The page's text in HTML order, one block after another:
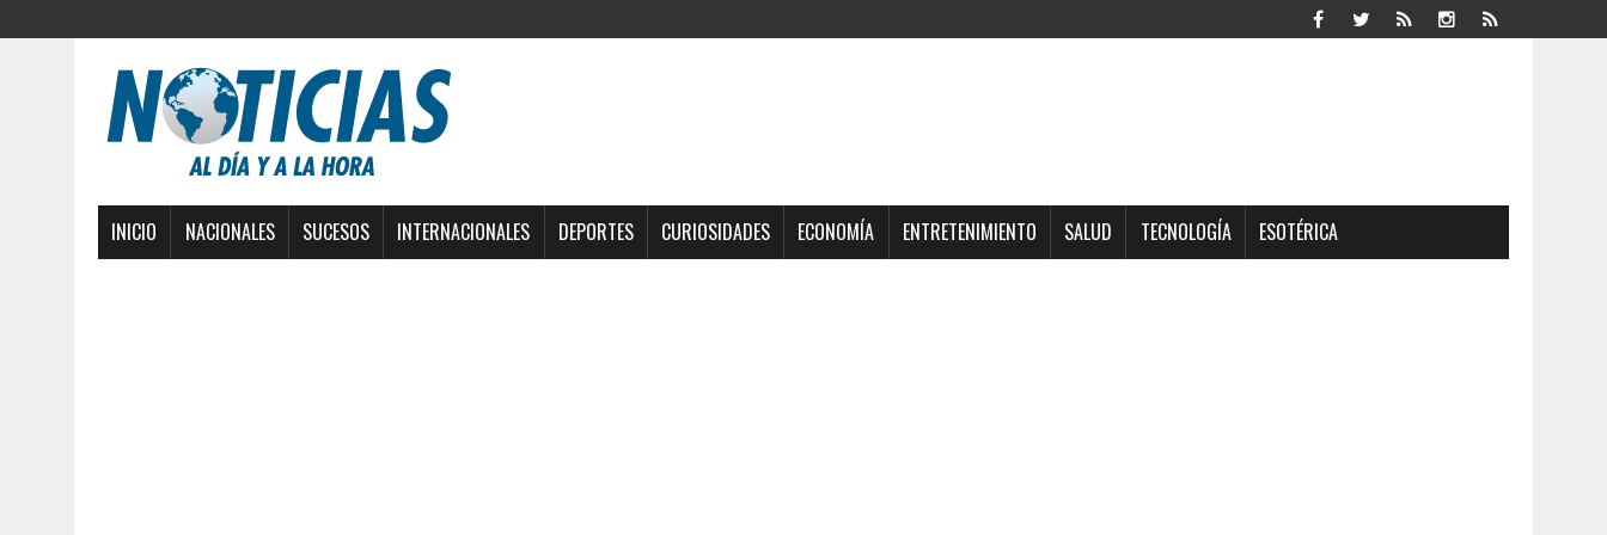
INICIO NACIONALES SUCESOS INTERNACIONALES DEPORTES CURIOSIDADES ECONOMÍA ENTRETENIMIENTO SALUD TECNOLOGÍA ESOTÉRICA